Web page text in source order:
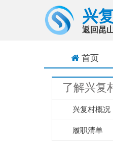
兴
返回昆
首页
了解兴复
兴复村概况
履职清单